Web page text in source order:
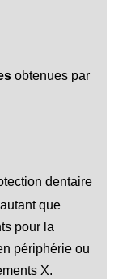
obtenues par
dentaire
que
pour la
périphérie ou
X.